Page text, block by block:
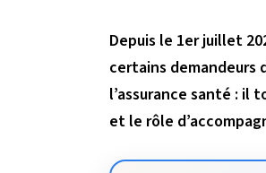
Depuis le 1er juillet
certains demandeurs
l’assurance santé : il
et le rôle